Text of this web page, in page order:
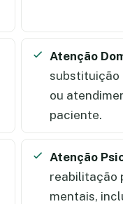
Atenção
substituição
ou
paciente.
Atenção
reabilitação
mentais,